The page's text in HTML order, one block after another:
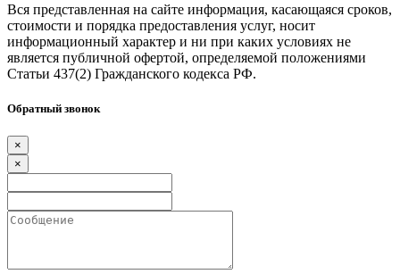
Вся представленная на сайте информация, касающаяся сроков,
стоимости и порядка предоставления услуг, носит
информационный характер и ни при каких условиях не
является публичной офертой, определяемой положениями
Статьи 437(2) Гражданского кодекса РФ.
Обратный звонок
×
×